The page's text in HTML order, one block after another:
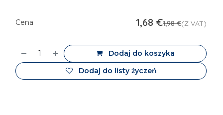
Dodaj do koszyka
Dodaj do listy życzeń
Cena 1,68 €1,98€(Z VAT)